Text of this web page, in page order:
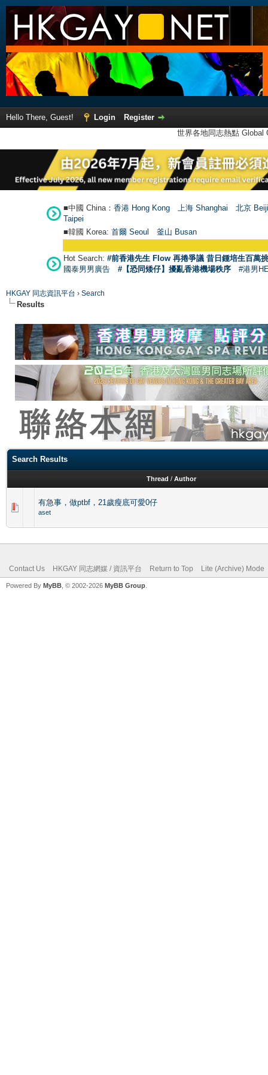
Hello There, Guest! Login
Register
世界各地同志熱點
■中國 China： 香港 Hong Kong 上海 Shanghai
北京
Taipei
■韓國 Korea: 首爾 Seoul 釜山 Busan
Hot Search: #前香港先生 Flow 再捲爭議 昔日鍾培生百萬
國泰男男廣告
#【恐同矮仔】擾亂香港機場秩序 #港男
HKGAY 同志資訊平台 › Search
Results
Search Results
Thread / Author
有急事，做ptbf，21歲瘦底可愛0仔
aset
Contact Us HKGAY 同志網媒 / 資訊平台 Return to Top Lite (Archive) Mode
Powered By MyBB , © 2002-2026 MyBB Group